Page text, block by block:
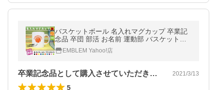
バスケットボール 名入れマグカップ 卒業記
念品 卒団 部活 お名前 運動部 バスケットボ
ール 籠球部 バスケ部
EMBLEM Yahoo!店
卒業記念品として購入させていただきまし… 2021/3/13
5